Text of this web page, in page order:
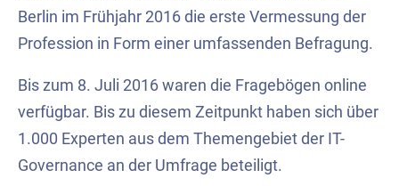
Berlin im Frühjahr 2016 die erste Vermessung der
Profession in Form einer umfassenden Befragung.
Bis zum 8. Juli 2016 waren die Fragebögen online
verfügbar. Bis zu diesem Zeitpunkt haben sich über
1.000 Experten aus dem Themengebiet der IT-
Governance an der Umfrage beteiligt.